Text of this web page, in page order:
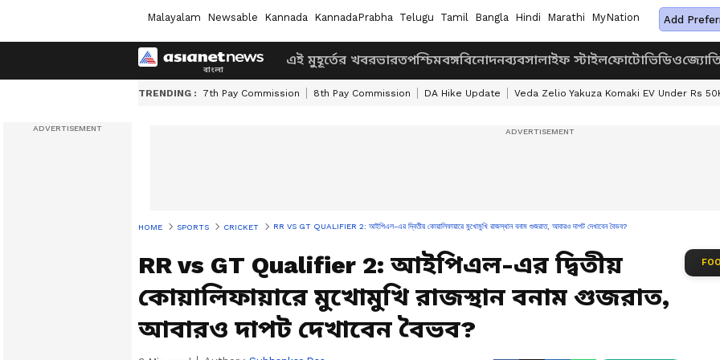
Malayalam Newsable Kannada KannadaPrabha Telugu Tamil Bangla Hindi Marathi MyNation Add
এই মুহূর্তের খবরভারতপশ্চিমবঙ্গবিনোদনব্যবসালাইফ স্টাইলফোটোভিডিও
TRENDING : 7th Pay Commission 8th Pay Commission DA Hike Update Veda Zelio Yakuza Komaki EV Under Rs
HOME SPORTS CRICKET RR VS GT QUALIFIER 2: আইপিএল-এর দ্বিতীয় কোয়ালিফায়ারে মুখোমুখি রাজস্থান বনাম গুজরাত, আবারও দাপট দেখাবেন বৈভব?
RR vs GT Qualifier 2: আইপিএল-এর দ্বিতীয়
কোয়ালিফায়ারে মুখোমুখি রাজস্থান বনাম গুজরাত,
আবারও দাপট দেখাবেন বৈভব?